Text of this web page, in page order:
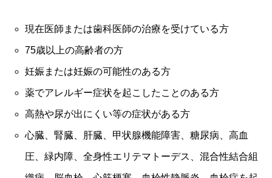
現在医師または歯科医師の治療を受けている方
75歳以上の高齢者の方
妊娠または妊娠の可能性のある方
薬でアレルギー症状を起こしたことのある方
高熱や尿が出にくい等の症状がある方
心臓、腎臓、肝臓、甲状腺機能障害、糖尿病、高血
圧、緑内障、全身性エリテマトーデス、混合性結合組